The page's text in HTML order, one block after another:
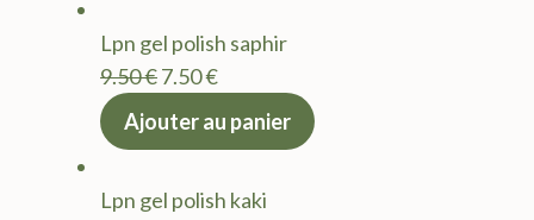
9.50 €.7.50 €.
Lpn gel polish saphir
9.50€Le
prix
9.50 €.
7.50€Le
actuel
7.50 €.
Ajouter au panier
Lpn gel polish kaki